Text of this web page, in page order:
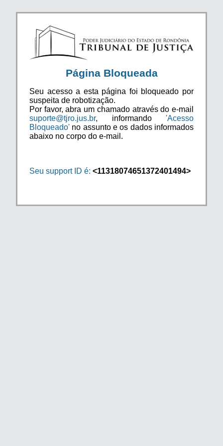
Página Bloqueada
Seu acesso a esta página foi bloqueado por
suspeita de robotização.
Por favor, abra um chamado através do e-mail
suporte@tjro.jus.br, informando 'Acesso
Bloqueado' no assunto e os dados informados
abaixo no corpo do e-mail.
Seu support ID é: <11318074651372401494>